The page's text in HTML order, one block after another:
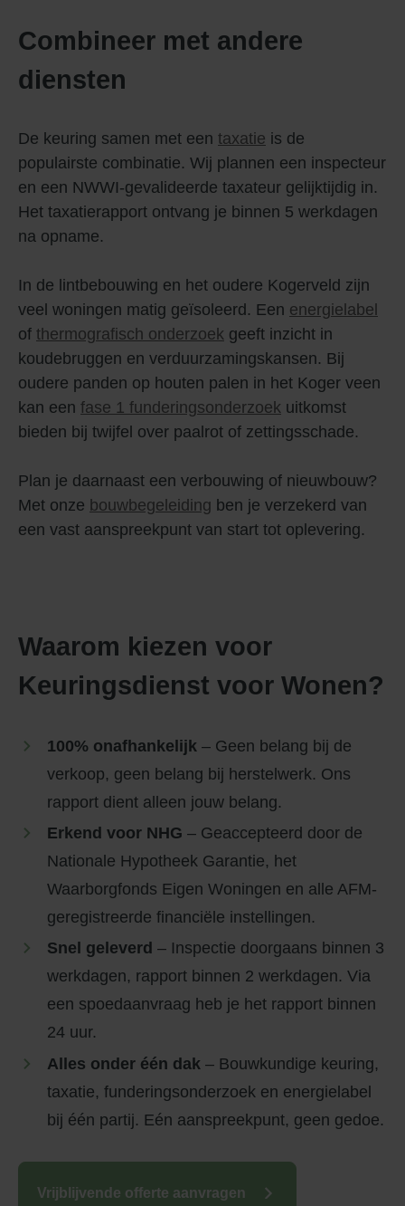
Combineer met andere
diensten
De keuring samen met een taxatie is de
populairste combinatie. Wij plannen een inspecteur
en een NWWI-gevalideerde taxateur gelijktijdig in.
Het taxatierapport ontvang je binnen 5 werkdagen
na opname.
In de lintbebouwing en het oudere Kogerveld zijn
veel woningen matig geïsoleerd. Een energielabel
of thermografisch onderzoek geeft inzicht in
koudebruggen en verduurzamingskansen. Bij
oudere panden op houten palen in het Koger veen
kan een fase 1 funderingsonderzoek uitkomst
bieden bij twijfel over paalrot of zettingsschade.
Plan je daarnaast een verbouwing of nieuwbouw?
Met onze bouwbegeleiding ben je verzekerd van
een vast aanspreekpunt van start tot oplevering.
Waarom kiezen voor
Keuringsdienst voor Wonen?
100% onafhankelijk – Geen belang bij de
verkoop, geen belang bij herstelwerk. Ons
rapport dient alleen jouw belang.
Erkend voor NHG – Geaccepteerd door de
Nationale Hypotheek Garantie, het
Waarborgfonds Eigen Woningen en alle AFM-
geregistreerde financiële instellingen.
Snel geleverd – Inspectie doorgaans binnen 3
werkdagen, rapport binnen 2 werkdagen. Via
een spoedaanvraag heb je het rapport binnen
24 uur.
Alles onder één dak – Bouwkundige keuring,
taxatie, funderingsonderzoek en energielabel
bij één partij. Eén aanspreekpunt, geen gedoe.
Vrijblijvende offerte aanvragen